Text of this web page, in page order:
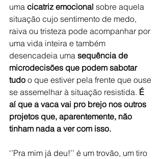
uma cicatriz emocional sobre aquela
situação cujo sentimento de medo,
raiva ou tristeza pode acompanhar por
uma vida inteira e também
desencadeia uma sequência de
microdecisões que podem sabotar
tudo o que estiver pela frente que ouse
se assemelhar à situação resistida. É
aí que a vaca vai pro brejo nos outros
projetos que, aparentemente, não
tinham nada a ver com isso.
‘’Pra mim já deu!’’ é um trovão, um tiro